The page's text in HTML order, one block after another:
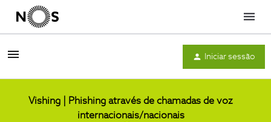
Menu
Iniciar sessão
Vishing | Phishing através de chamadas de voz
internacionais/nacionais